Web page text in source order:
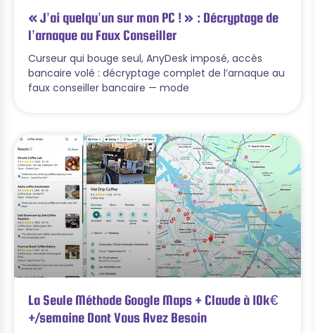
« J’ai quelqu’un sur mon PC ! » : Décryptage de
l’arnaque au Faux Conseiller
Curseur qui bouge seul, AnyDesk imposé, accès
bancaire volé : décryptage complet de l’arnaque au
faux conseiller bancaire — mode
La Seule Méthode Google Maps + Claude à 10k€
+/semaine Dont Vous Avez Besoin